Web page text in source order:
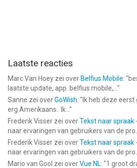
Laatste reacties
Marc Van Hoey zei over Belfius Mobile: "
laatste update, app. belfius mobile,... "
Sanne zei overGoWish: " Ik heb deze
erg Amerikaans.. Ik... "
Frederik Visser zei overTekst naar spraak
naar ervaringen van gebruikers van de pro...
Frederik Visser zei overTekst naar spraak
naar ervaringen van gebruikers van de pro...
Mario van Gool zei overVue NL: "1 groot